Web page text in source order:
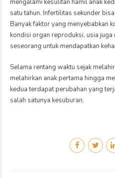
mengalami kesulitan hamil anak
satu tahun. Infertilitas sekunder
Banyak faktor yang menyebabkan
kondisi organ reproduksi, usia juga
seseorang untuk mendapatkan
Selama rentang waktu sejak
melahirkan anak pertama hingga
kedua terdapat perubahan yang
salah satunya kesuburan.